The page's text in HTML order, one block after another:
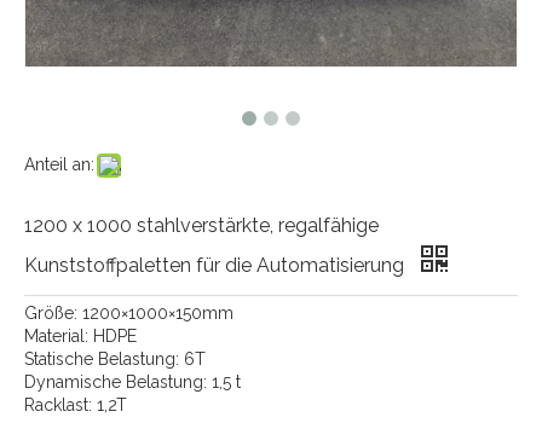
Anteil an:
1200 x 1000 stahlverstärkte, regalfähige
Kunststoffpaletten für die Automatisierung
Größe: 1200×1000×150mm
Material: HDPE
Statische Belastung: 6T
Dynamische Belastung: 1,5 t
Racklast: 1,2T